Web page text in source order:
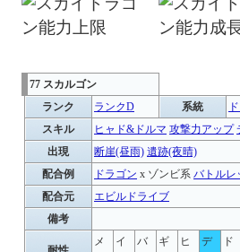
77 スカルゴン
ランク
ランクD 系統
スキル
ヒャド&ドルマ 攻撃力アップ
出現
断崖(昼雨) 遺跡(夜晴)
配合例
ドラゴン x ゾンビ系 バトルレ
配合元
エビルドライブ
備考
メ
イ
バ
ギ
ヒ
デ
ド